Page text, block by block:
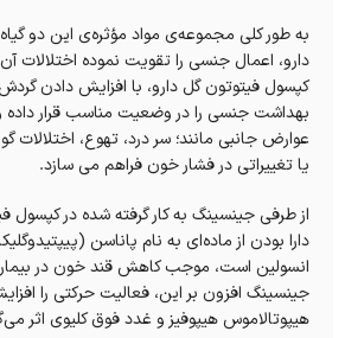
به طور کلی مجموعه‌ی مواد مؤثره‌ی این دو
دارو، اعمال جنسی را تقویت نموده اختلالات
کپسول فیتوتون گل دارو، با افزایش دادن
بهداشت جنسی را در وضعیت مناسب قرار
عوارض جانبی مانند؛ سر درد، تهوع، اختلالات
یا تغییراتی در فشار خون فراهم می سازد.
از طرفی جینسینگ به کار گرفته شده در کپسول
دارا بودن از ماده‌ای به نام پاناسن
انسولین است، موجب کاهش قند خون در
جینسینگ افزون بر این، فعالیت حرکتی را
هیپوتالاموس هیپوفیز و غدد فوق کلیوی اثر